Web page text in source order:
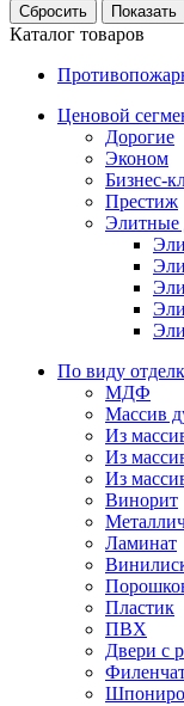
Каталог товаров
Ценовой
Дорогие
Эконом
Бизнес-
Престиж
Элитные
По виду
МДФ
Массив
Из
Из
Из
Винорит
Ламинат
Пластик
ПВХ
Двери с